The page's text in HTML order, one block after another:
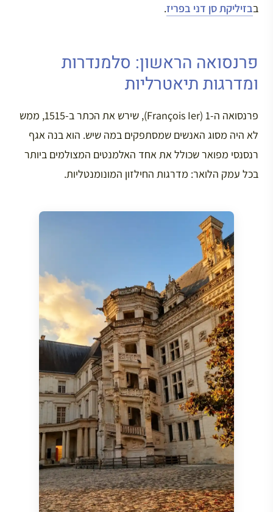
בבזיליקת סן דני בפריז.
פרנסואה הראשון: סלמנדרות
ומדרגות תיאטרליות
פרנסואה ה-1 (François Ier), שירש את הכתר ב-1515, ממש
לא היה מסוג האנשים שמסתפקים במה שיש. הוא בנה אגף
רנסנסי מפואר שכולל את אחד האלמנטים המצולמים ביותר
בכל עמק הלואר: מדרגות החילזון המונומנטליות.